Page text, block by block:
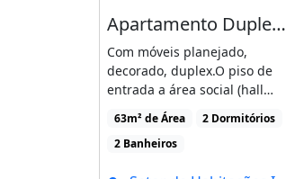
Apartamento Duplex Decorado 2 Quartos 63M²
Com móveis planejado,
decorado, duplex.O piso de
entrada a área social (hall
entrada, lavabo, sala, [...]
63m² de Área
2 Dormitórios
2 Banheiros